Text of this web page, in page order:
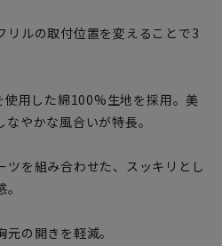
リルの取付位置を変えることで3
用した綿100%生地を採用。美
やかな風合いが特長。
ツを組み合わせた、スッキリとし
の開きを軽減。